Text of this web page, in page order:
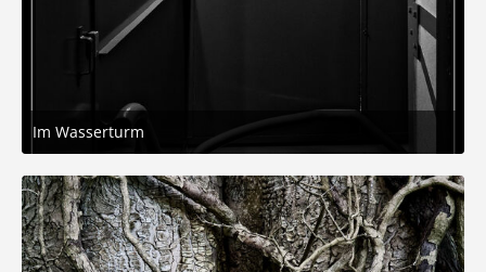
Im Wasserturm
3. September 2025 um 16:29
7